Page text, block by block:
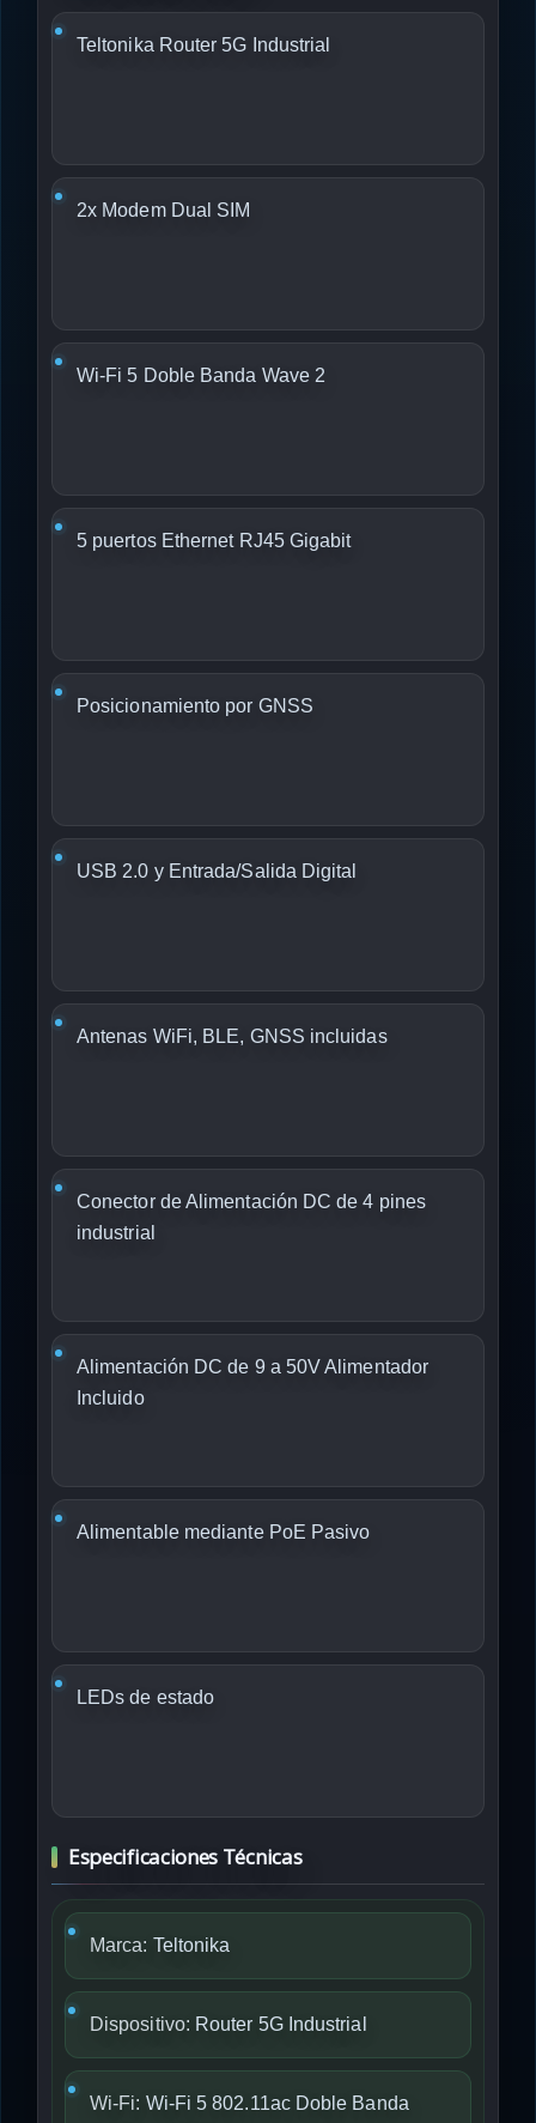
Teltonika Router 5G Industrial
2x Modem Dual SIM
Wi-Fi 5 Doble Banda Wave 2
5 puertos Ethernet RJ45 Gigabit
Posicionamiento por GNSS
USB 2.0 y Entrada/Salida Digital
Antenas WiFi, BLE, GNSS incluidas
Conector de Alimentación DC de 4 pines
industrial
Alimentación DC de 9 a 50V Alimentador
Incluido
Alimentable mediante PoE Pasivo
LEDs de estado
Especificaciones Técnicas
Marca: Teltonika
Dispositivo: Router 5G Industrial
Wi-Fi: Wi-Fi 5 802.11ac Doble Banda